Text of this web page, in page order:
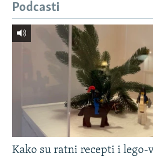
Podcasti
Kako su ratni recepti i lego-